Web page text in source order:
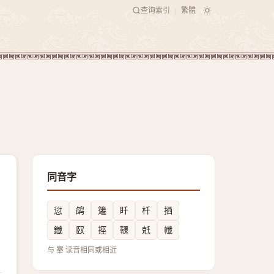
查询索引 繁體
同音字
愆 鹐 䉦 䀒 杄
拪
鑯
臤 挳 韆 兛 㡨
与 搴 读音相同或相近